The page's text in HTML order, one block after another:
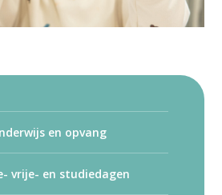
en opvang
vrije- en studiedagen